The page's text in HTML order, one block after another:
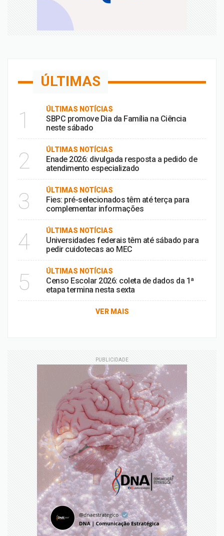
ÚLTIMAS
1 ÚLTIMAS NOTÍCIAS
SBPC promove Dia da Família na Ciência
neste sábado
2 ÚLTIMAS NOTÍCIAS
Enade 2026: divulgada resposta a pedido de
atendimento especializado
3 ÚLTIMAS NOTÍCIAS
Fies: pré-selecionados têm até terça para
complementar informações
4 ÚLTIMAS NOTÍCIAS
Universidades federais têm até sábado para
pedir cuidotecas ao MEC
5 ÚLTIMAS NOTÍCIAS
Censo Escolar 2026: coleta de dados da 1ª
etapa termina nesta sexta
VER MAIS
PUBLICIDADE